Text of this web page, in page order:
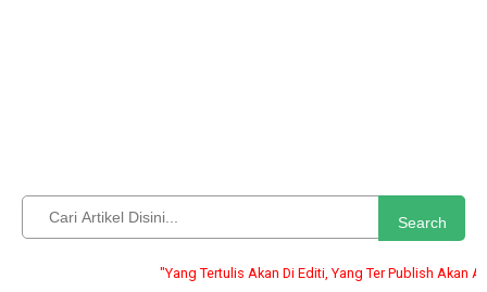
Search
"Yang Tertulis Akan Di Editi, Yang Ter Publish Akan Abadi"